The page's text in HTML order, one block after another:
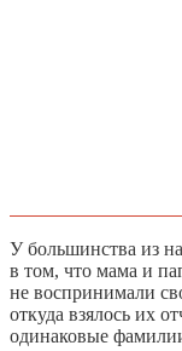
У большинства из
в том, что мама и
не воспринимали
откуда взялось их
одинаковые